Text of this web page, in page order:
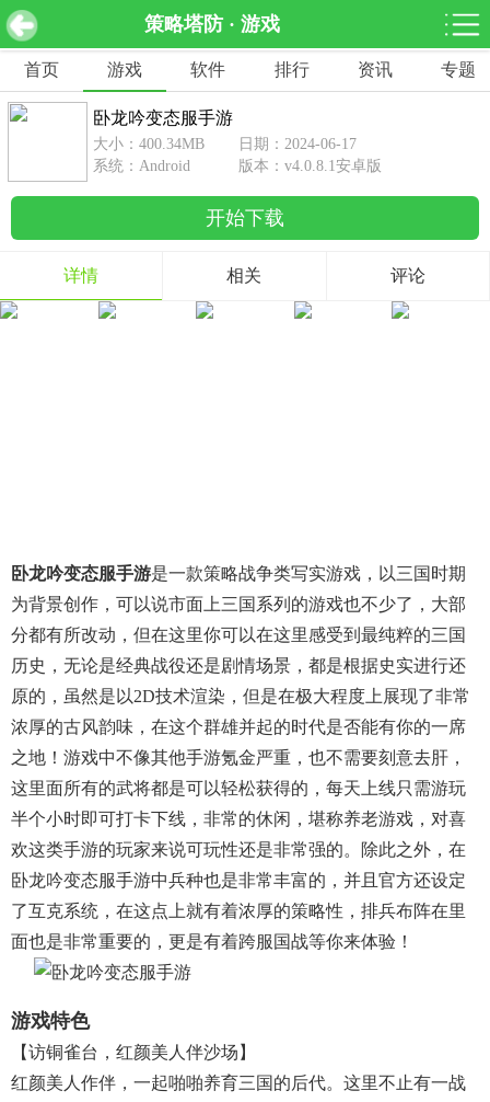
策略塔防 · 游戏
网游分类 软件分类
休闲益智
462款游戏
赛车竞速
122款游戏
43款游戏
1642款游戏
动作射击
351款游戏
69款游戏
经营养成
冒险解谜
首页 游戏 软件 排行 资讯 专题
卧龙吟变态服手游 v4.0.8.1安卓版 下载
卧龙吟变态服手游
大小：400.34MB
日期：2024-06-17
系统：Android
版本：v4.0.8.1安卓版
开始下载
详情 相关 评论
卧龙吟变态服手游是一款策略战争类写实游戏，以三国时期
为背景创作，可以说市面上三国系列的游戏也不少了，大部
分都有所改动，但在这里你可以在这里感受到最纯粹的三国
历史，无论是经典战役还是剧情场景，都是根据史实进行还
原的，虽然是以2D技术渲染，但是在极大程度上展现了非常
浓厚的古风韵味，在这个群雄并起的时代是否能有你的一席
之地！游戏中不像其他手游氪金严重，也不需要刻意去肝，
这里面所有的武将都是可以轻松获得的，每天上线只需游玩
半个小时即可打卡下线，非常的休闲，堪称养老游戏，对喜
欢这类手游的玩家来说可玩性还是非常强的。除此之外，在
卧龙吟变态服手游中兵种也是非常丰富的，并且官方还设定
了互克系统，在这点上就有着浓厚的策略性，排兵布阵在里
面也是非常重要的，更是有着跨服国战等你来体验！
游戏特色
【访铜雀台，红颜美人伴沙场】
红颜美人作伴，一起啪啪养育三国的后代。这里不止有一战